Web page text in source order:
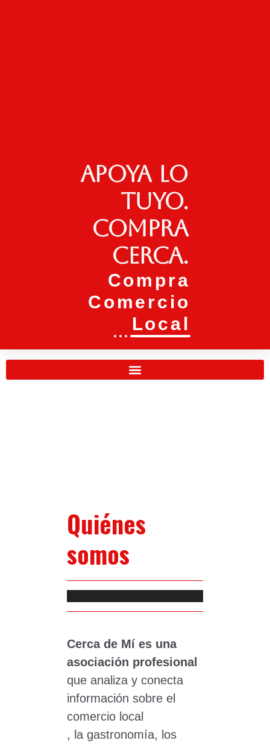
Apoya lo
tuyo.
Compra
cerca.
Compra
Comercio
Local
Quiénes
somos
Cerca de Mí es una
asociación profesional
que analiza y conecta
información sobre el
comercio local
, la gastronomía, los